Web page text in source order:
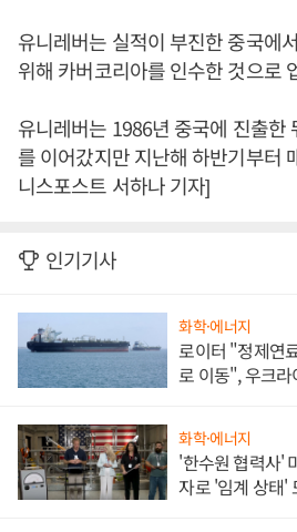
유니레버는 실적이 부진한 중국에
위해 카버코리아를 인수한 것으로
유니레버는 1986년 중국에 진출한
를 이어갔지만 지난해 하반기부터
니스포스트 서하나 기자]
인기기사
화학·에너지
로이터 "정제연
로 이동", 우크
화학·에너지
'한수원 협력사'
자로 '임계 상태'